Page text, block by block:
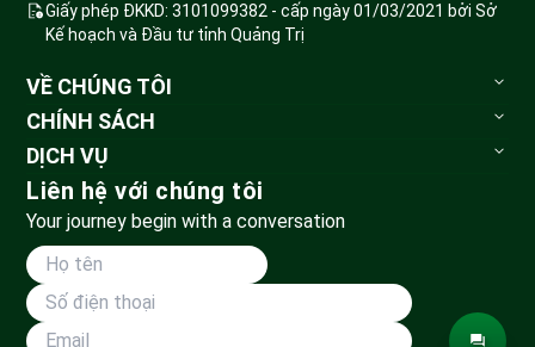
Giấy phép ĐKKD: 3101099382 - cấp ngày 01/03/2021 bởi Sở
Kế hoạch và Đầu tư tỉnh Quảng Trị
VỀ CHÚNG TÔI
Sovaba.travel
CHÍNH SÁCH
Bảo mật thông tin
Đặt tour
Huỷ tour & hoàn tiền
Phương thức vận chuyển
Thanh toán
DỊCH VỤ
Tour du lịch
Vé vui chơi
Tour đoàn
Land Tour
Dành cho đối tác
Liên hệ với chúng tôi
Your journey begin with a conversation